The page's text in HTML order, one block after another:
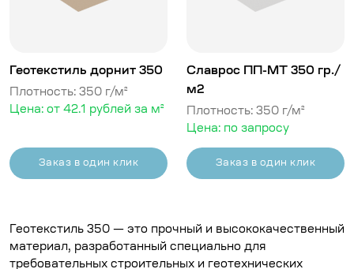
Геотекстиль дорнит 350
Плотность: 350 г/м²
Цена: от 42.1 рублей за м²
Заказ в один клик
Славрос ПП-МТ 350 гр./
м2
Плотность: 350 г/м²
Цена: по запросу
Заказ в один клик
Геотекстиль 350 — это прочный и высококачественный
материал, разработанный специально для
требовательных строительных и геотехнических